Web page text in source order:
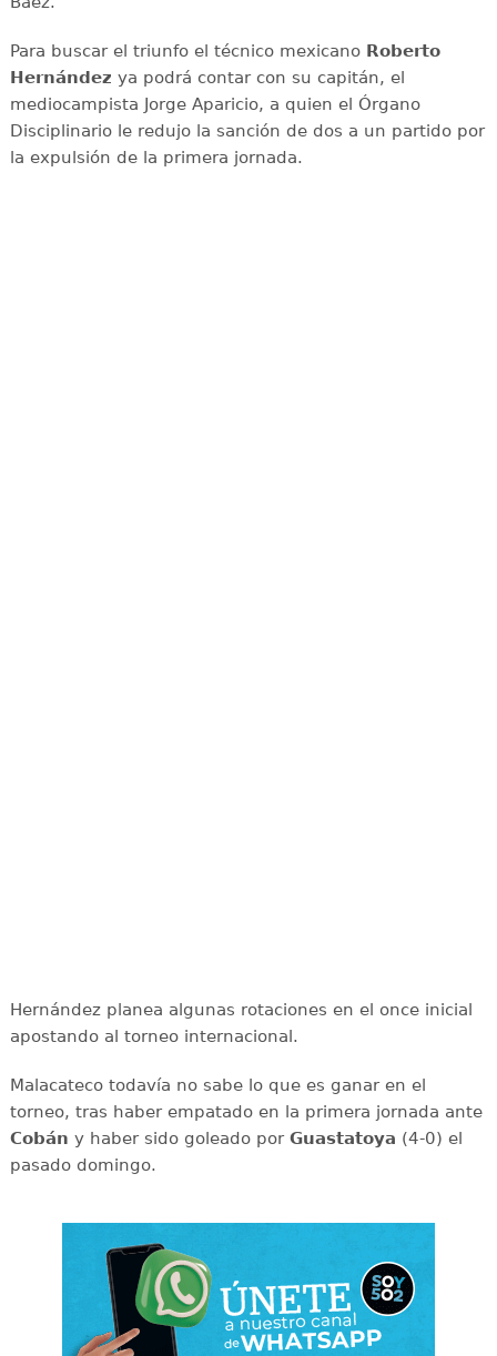
Para buscar el triunfo el técnico mexicano Roberto
Hernández ya podrá contar con su capitán, el
mediocampista Jorge Aparicio, a quien el Órgano
Disciplinario le redujo la sanción de dos a un partido por
la expulsión de la primera jornada.
Hernández planea algunas rotaciones en el once inicial
apostando al torneo internacional.
Malacateco todavía no sabe lo que es ganar en el
torneo, tras haber empatado en la primera jornada ante
Cobán y haber sido goleado por Guastatoya (4-0) el
pasado domingo.